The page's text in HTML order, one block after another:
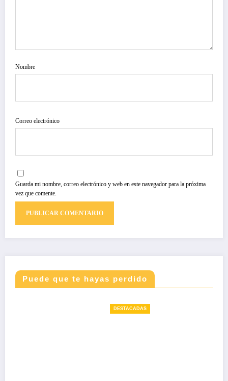
Nombre
Correo electrónico
Guarda mi nombre, correo electrónico y web en este navegador para la próxima
vez que comente.
Puede que te hayas perdido